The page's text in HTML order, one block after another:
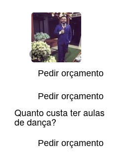
1/4
Pedir orçamento
Pedir orçamento
Pedir orçamento
Quanto custa ter aulas
de dança?